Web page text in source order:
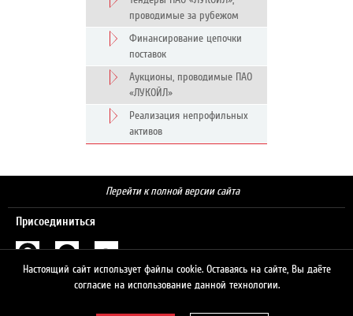
проводимые за рубежом
Финансирование цепочки
поставок
Аукционы, проводимые ПАО
«ЛУКОЙЛ»
Реализация непрофильных
активов
Перейти к полной версии сайта
Присоединиться
Настоящий сайт использует файлы cookie. Оставаясь на сайте, Вы даёте
согласие на использование данной технологии.